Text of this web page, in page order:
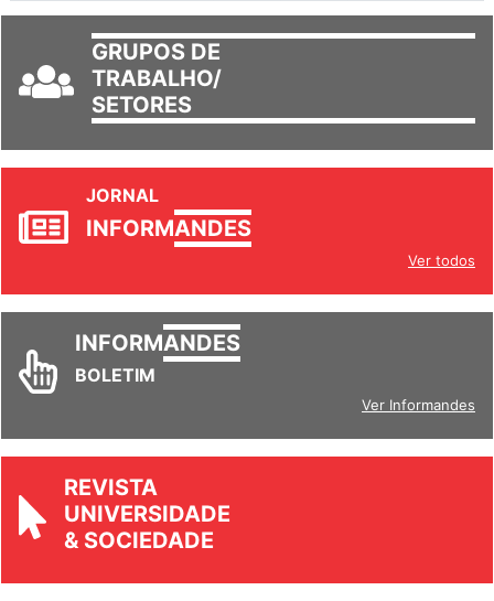
GRUPOS DE
TRABALHO/
SETORES
JORNAL
INFORMANDES
Ver todos
INFORMANDES
BOLETIM
Ver Informandes
REVISTA
UNIVERSIDADE
& SOCIEDADE